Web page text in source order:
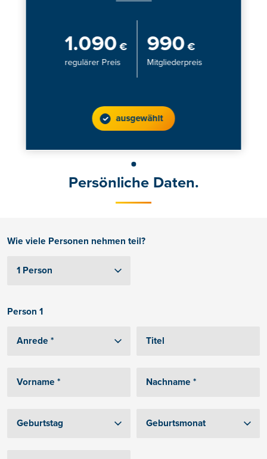
1.090 €
regulärer Preis
990 €
Mitgliederpreis
ausgewählt
Persönliche Daten.
Wie viele Personen nehmen teil?
Person 1